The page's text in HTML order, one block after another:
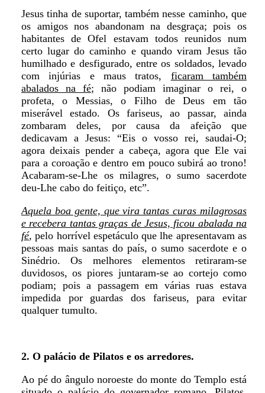
Jesus tinha de suportar, também nesse caminho, que
os amigos nos abandonam na desgraça; pois os
habitantes de Ofel estavam todos reunidos num
certo lugar do caminho e quando viram Jesus tão
humilhado e desfigurado, entre os soldados, levado
com injúrias e maus tratos, ficaram também
abalados na fé; não podiam imaginar o rei, o
profeta, o Messias, o Filho de Deus em tão
miserável estado. Os fariseus, ao passar, ainda
zombaram deles, por causa da afeição que
dedicavam a Jesus: “Eis o vosso rei, saudai-O;
agora deixais pender a cabeça, agora que Ele vai
para a coroação e dentro em pouco subirá ao trono!
Acabaram-se-Lhe os milagres, o sumo sacerdote
deu-Lhe cabo do feitiço, etc”.
Aquela boa gente, que vira tantas curas milagrosas
e recebera tantas graças de Jesus, ficou abalada na
fé, pelo horrível espetáculo que lhe apresentavam as
pessoas mais santas do país, o sumo sacerdote e o
Sinédrio. Os melhores elementos retiraram-se
duvidosos, os piores juntaram-se ao cortejo como
podiam; pois a passagem em várias ruas estava
impedida por guardas dos fariseus, para evitar
qualquer tumulto.
2. O palácio de Pilatos e os arredores.
Ao pé do ângulo noroeste do monte do Templo está